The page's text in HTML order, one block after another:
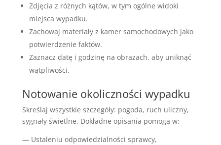
Zdjęcia z różnych kątów, w tym ogólne widoki
miejsca wypadku.
Zachowaj materiały z kamer samochodowych jako
potwierdzenie faktów.
Zaznacz datę i godzinę na obrazach, aby uniknąć
wątpliwości.
Notowanie okoliczności wypadku
Skreślaj wszystkie szczegóły: pogoda, ruch uliczny,
sygnały świetlne. Dokładne opisania pomogą w:
— Ustaleniu odpowiedzialności sprawcy,